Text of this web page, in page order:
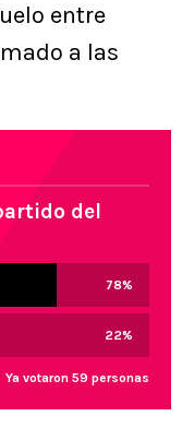
entre
a las
del
78%
22%
Ya votaron 59 personas